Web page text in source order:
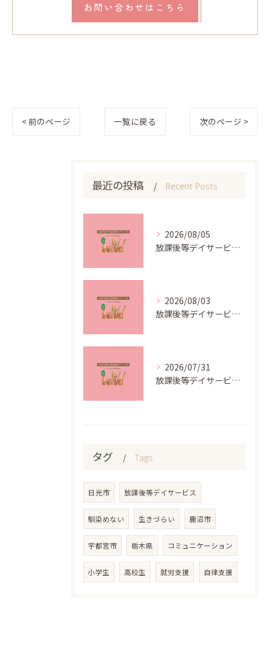
お問い合わせはこちら
< 前のページ 一覧に戻る 次のページ >
最近の投稿 Recent Posts
2026/08/05
放課後等デイサービスのコンセプト作りと4つの基本活動を現場に活かす方法②
2026/08/03
放課後等デイサービスのコンセプト作りと4つの基本活動を現場に活かす方法①
2026/07/31
放課後等デイサービスの施設概要とポイント②
タグ Tags
日光市 放課後等デイサービス
馴染めない 生きづらい 鹿沼市
宇都宮市 栃木県 コミュニケーション
小学生 高校生 就労支援 自律支援